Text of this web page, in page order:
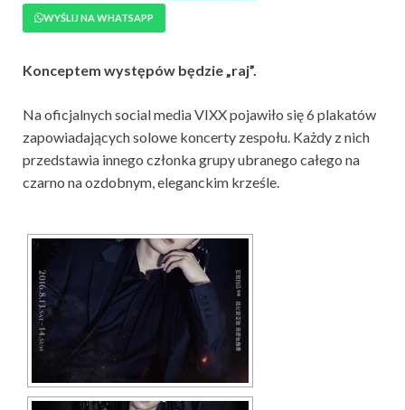
WYŚLIJ NA WHATSAPP
Konceptem występów będzie „raj”.
Na oficjalnych social media VIXX pojawiło się 6 plakatów
zapowiadających solowe koncerty zespołu. Każdy z nich
przedstawia innego członka grupy ubranego całego na
czarno na ozdobnym, eleganckim krześle.